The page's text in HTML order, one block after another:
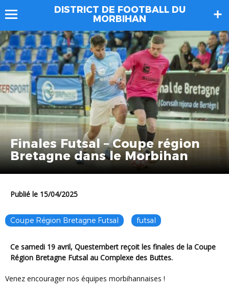
DISTRICT DE FOOTBALL DU
MORBIHAN
Finales Futsal – Coupe région
Bretagne dans le Morbihan
Publié le 15/04/2025
Coupe Région Bretagne Futsal futsal
Ce samedi 19 avril, Questembert reçoit les finales de la Coupe
Région Bretagne Futsal au Complexe des Buttes.
Venez encourager nos équipes morbihannaises !